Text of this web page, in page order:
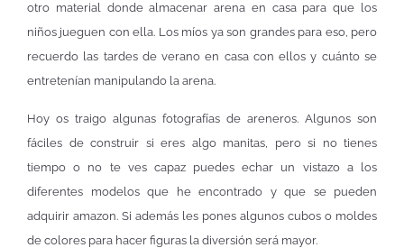
otro material donde almacenar arena en casa para que los
niños jueguen con ella. Los míos ya son grandes para eso, pero
recuerdo las tardes de verano en casa con ellos y cuánto se
entretenían manipulando la arena.
Hoy os traigo algunas fotografías de areneros. Algunos son
fáciles de construir si eres algo manitas, pero si no tienes
tiempo o no te ves capaz puedes echar un vistazo a los
diferentes modelos que he encontrado y que se pueden
adquirir amazon. Si además les pones algunos cubos o moldes
de colores para hacer figuras la diversión será mayor.